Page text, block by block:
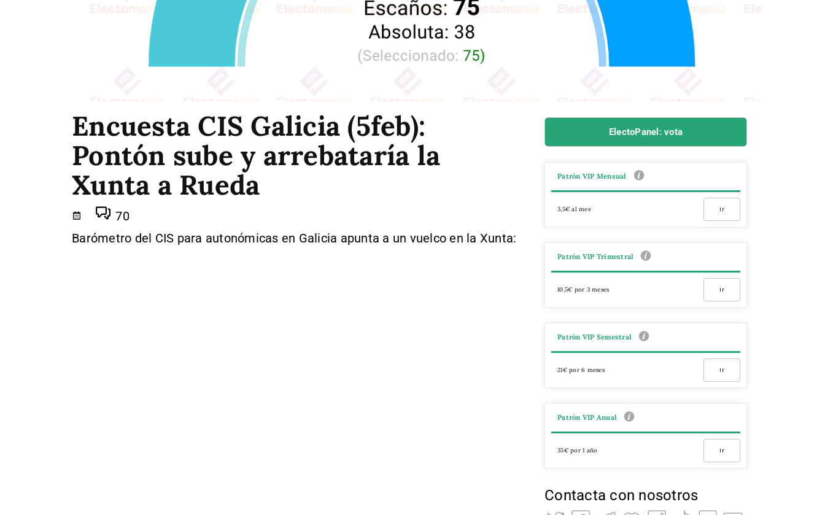
Encuesta CIS Galicia (5feb):
Pontón sube y arrebataría la
Xunta a Rueda
70
Barómetro del CIS para autonómicas en Galicia apunta a un vuelco en la Xunta:
ElectoPanel: vota
Patrón VIP Mensual
3,5€ al mes Ir
Patrón VIP Trimestral
10,5€ por 3 meses Ir
Patrón VIP Semestral
21€ por 6 meses Ir
Patrón VIP Anual
35€ por 1 año Ir
Contacta con nosotros